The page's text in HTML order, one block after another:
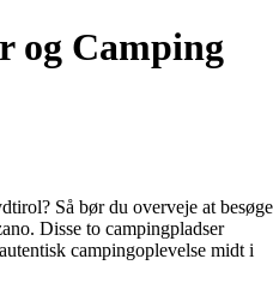
og Camping
Så bør du overveje at besøge
Disse to campingpladser
campingoplevelse midt i